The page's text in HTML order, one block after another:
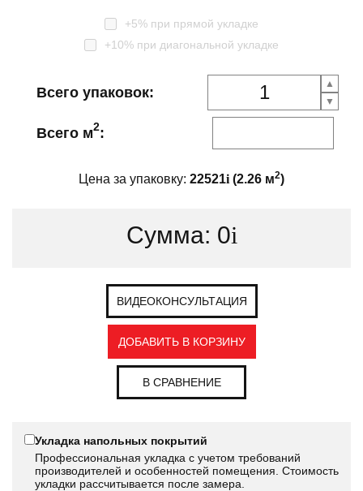
+5% при прямой укладке
+10% при диагональной укладке
Всего упаковок:
Всего м2:
Цена за упаковку: 22521i (2.26 м2)
Сумма: 0i
ВИДЕОКОНСУЛЬТАЦИЯ
ДОБАВИТЬ В КОРЗИНУ
В СРАВНЕНИЕ
Укладка напольных покрытий
Профессиональная укладка с учетом требований
производителей и особенностей помещения. Стоимость
укладки рассчитывается после замера.